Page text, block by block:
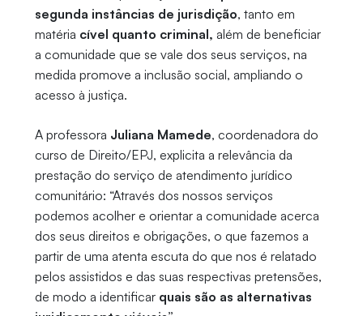
segunda instâncias de jurisdição, tanto em
matéria cível quanto criminal, além de beneficiar
a comunidade que se vale dos seus serviços, na
medida promove a inclusão social, ampliando o
acesso à justiça.
A professora Juliana Mamede, coordenadora do
curso de Direito/EPJ, explicita a relevância da
prestação do serviço de atendimento jurídico
comunitário: “Através dos nossos serviços
podemos acolher e orientar a comunidade acerca
dos seus direitos e obrigações, o que fazemos a
partir de uma atenta escuta do que nos é relatado
pelos assistidos e das suas respectivas pretensões,
de modo a identificar quais são as alternativas